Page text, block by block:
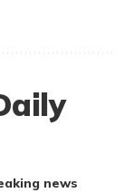
news